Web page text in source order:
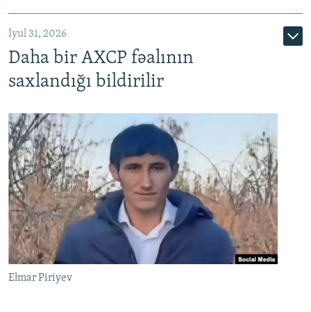
İyul 31, 2026
Daha bir AXCP fəalının
saxlandığı bildirilir
Elmar Piriyev